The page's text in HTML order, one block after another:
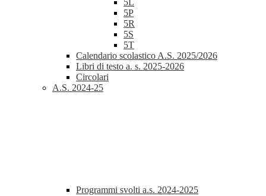
5L
5P
5R
5S
5T
Calendario scolastico A.S. 2025/2026
Libri di testo a. s. 2025-2026
Circolari
A.S. 2024-25
Programmi svolti a.s. 2024-2025